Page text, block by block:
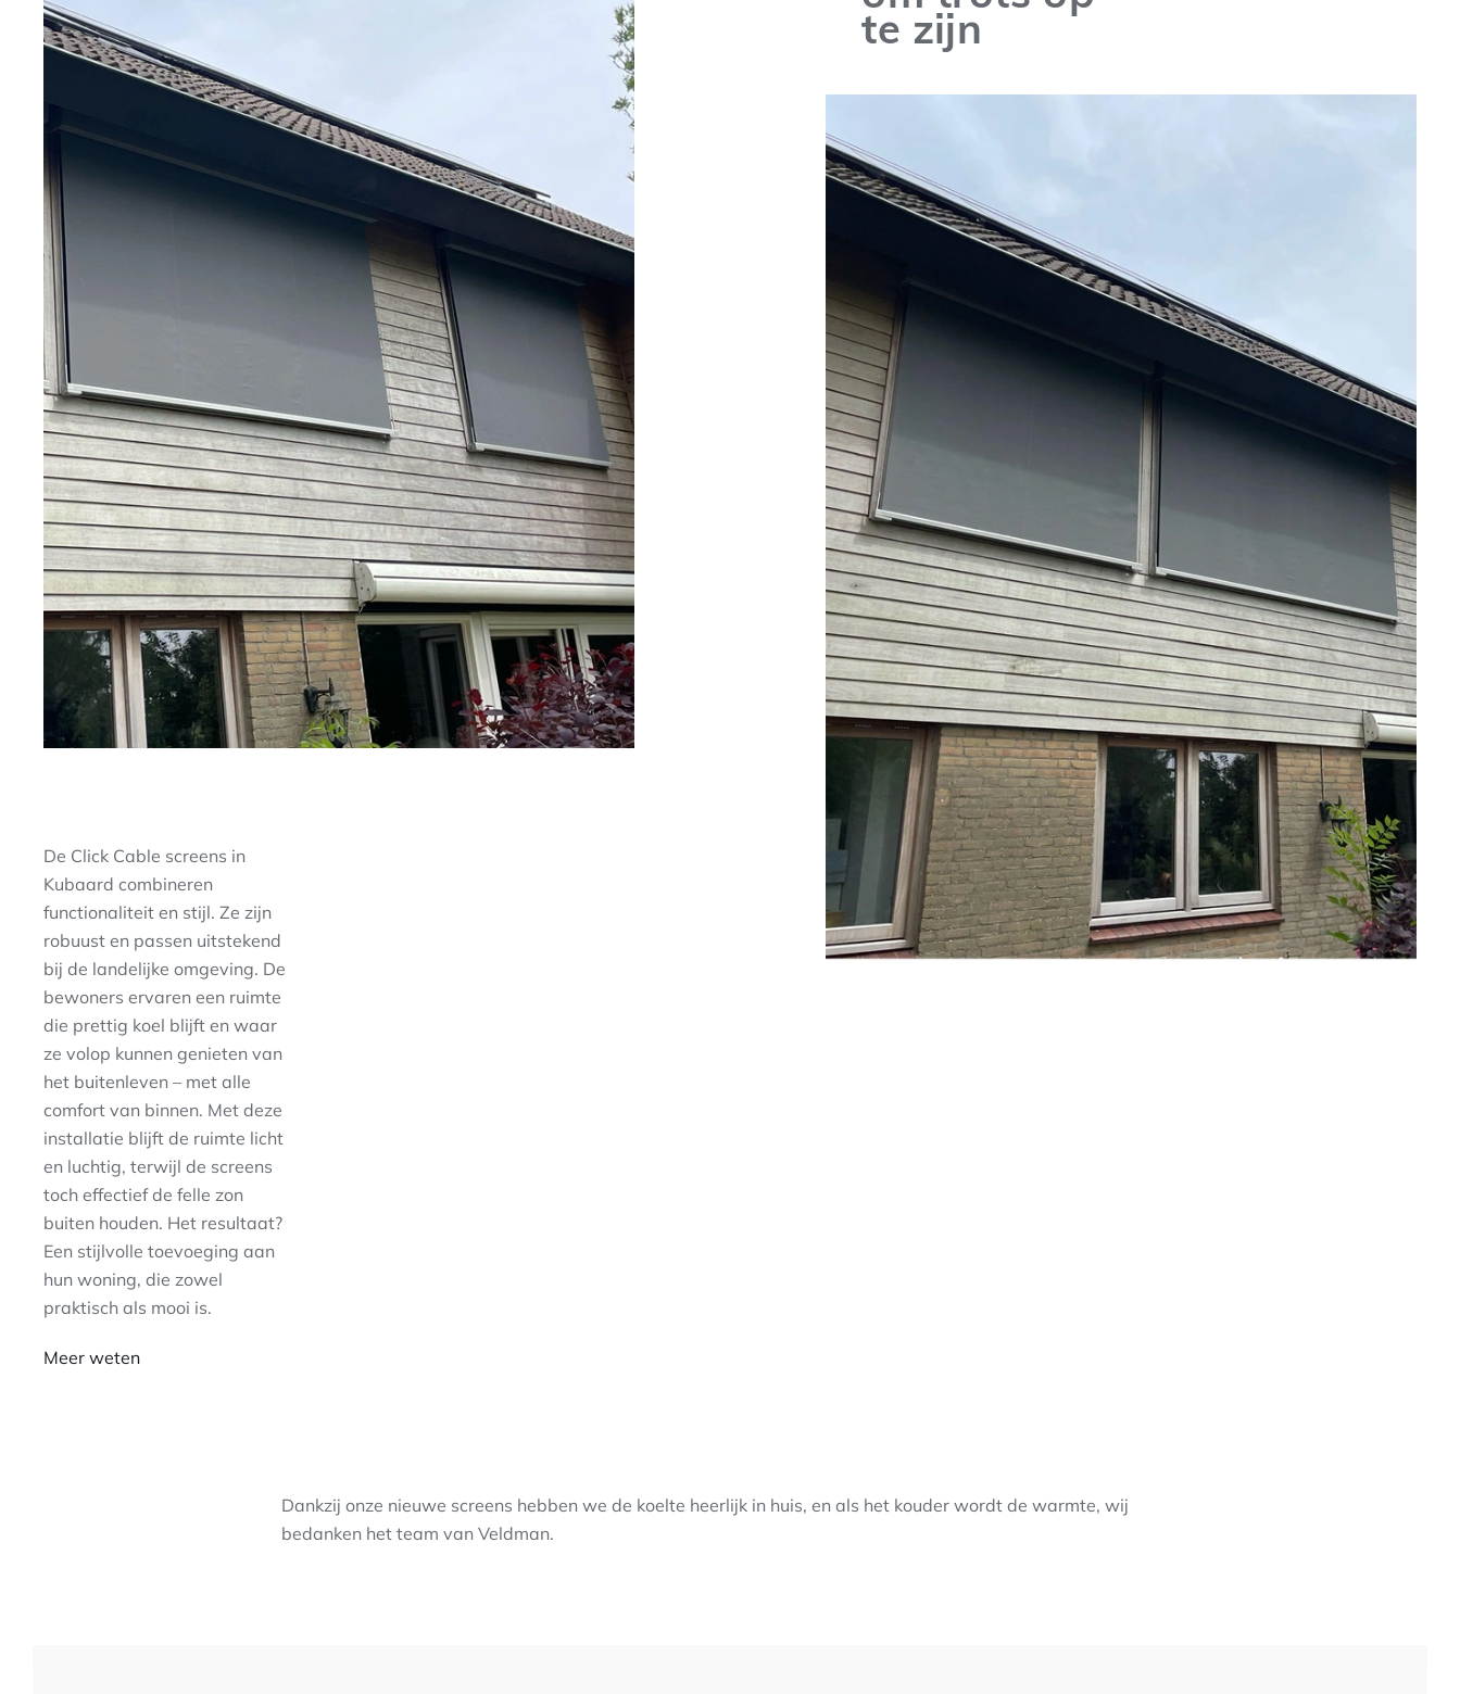
De Click Cable screens in
Kubaard combineren
functionaliteit en stijl. Ze zijn
robuust en passen uitstekend
bij de landelijke omgeving. De
bewoners ervaren een ruimte
die prettig koel blijft en waar
ze volop kunnen genieten van
het buitenleven – met alle
comfort van binnen. Met deze
installatie blijft de ruimte licht
en luchtig, terwijl de screens
toch effectief de felle zon
buiten houden. Het resultaat?
Een stijlvolle toevoeging aan
hun woning, die zowel
praktisch als mooi is.
Meer weten
te zijn
Dankzij onze nieuwe screens hebben we de koelte heerlijk in huis, en als het kouder wordt de warmte, wij
bedanken het team van Veldman.